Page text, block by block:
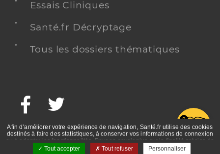
Essais Cliniques
Santé.fr Décryptage
Tous les dossiers thématiques
Facebook
Afin d’améliorer votre expérience de navigation, Santé.fr utilise des cookies
destinés à faire des statistiques, à conserver vos informations de connexion
ou à adapter les fonctionnalités. Pour en savoir plus sur la finalité précise de
ces cookies, nous vous invitons à prendre connaissance de la politique de
Tout accepter Tout refuser Personnaliser